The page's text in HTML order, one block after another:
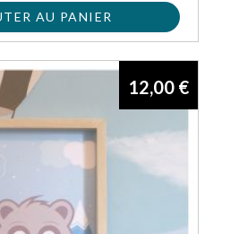
AU PANIER
12,00 €